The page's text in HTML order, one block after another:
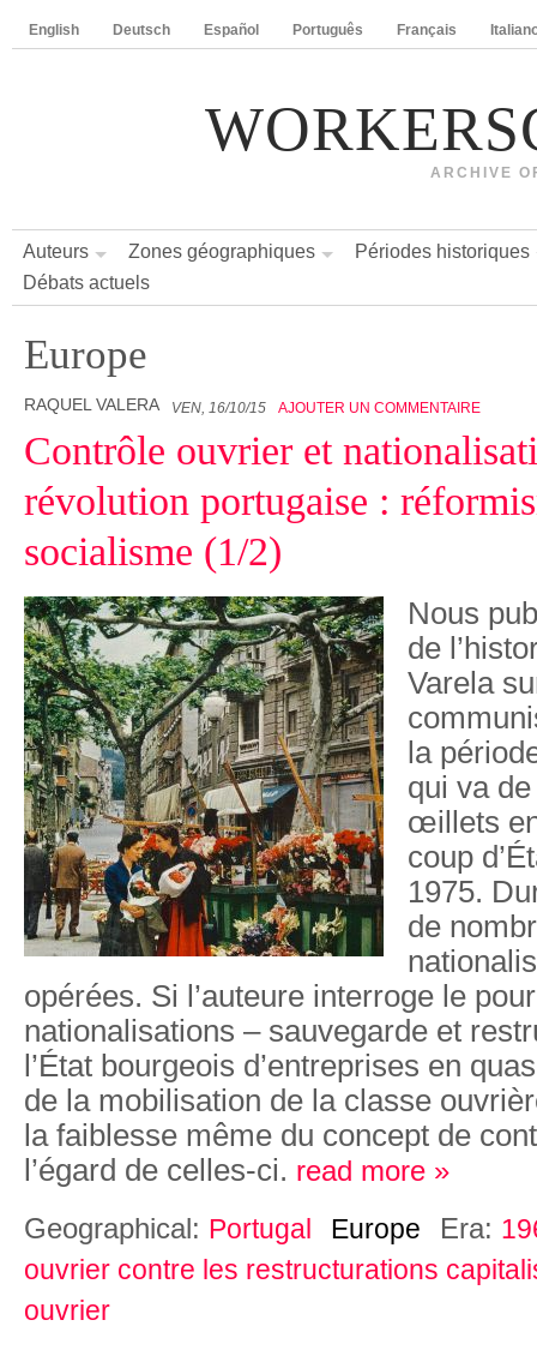
English Deutsch Español Português Français
ARCHIVE
Auteurs Zones géographiques
Périodes historiques
Débats actuels
Europe
RAQUEL VALERA VEN, 16/10/15 AJOUTER UN COMMENTAIRE
Contrôle ouvrier et
révolution portugaise :
socialisme (1/2)
Nous
de
Varela
la
qui va
œillets
coup
1975.
de
opérées. Si l’auteure interroge le
nationalisations – sauvegarde et
l’État bourgeois d’entreprises en
de la mobilisation de la classe
la faiblesse même du concept de
l’égard de celles-ci. read more »
Geographical: Portugal Europe Era:
ouvrier contre les restructurations
ouvrier